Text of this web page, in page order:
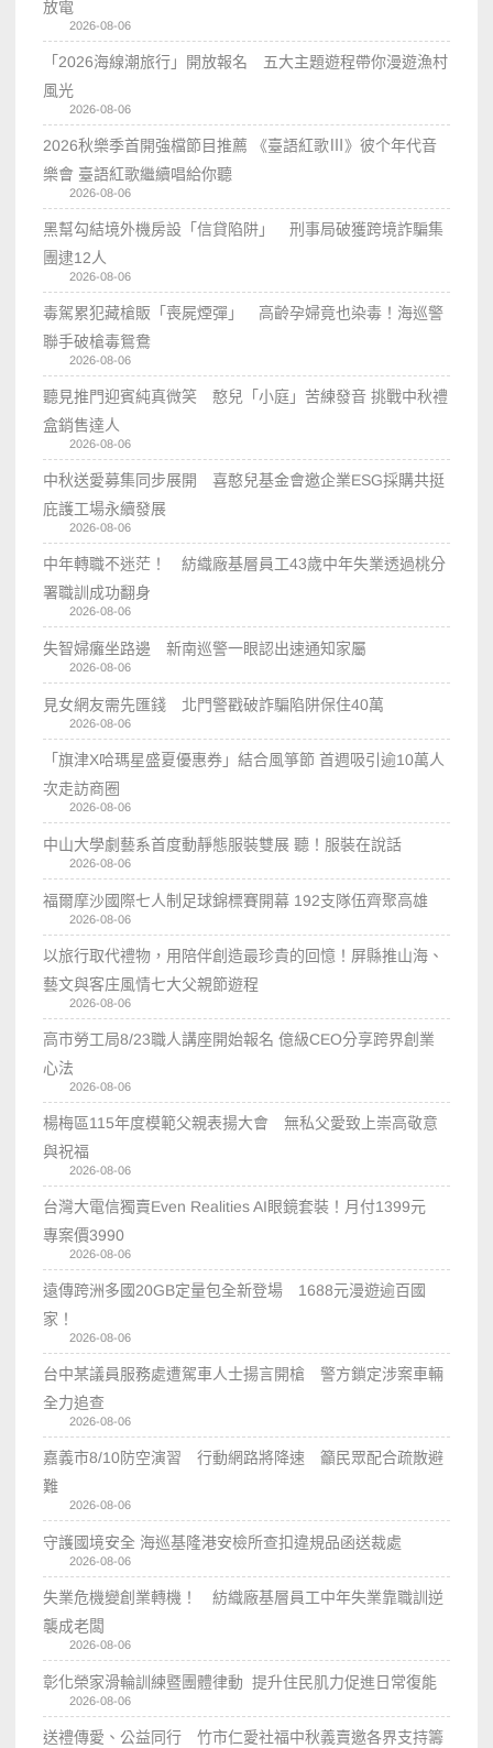
放電
2026-08-06
「2026海線潮旅行」開放報名 五大主題遊程帶你漫遊漁村
風光
2026-08-06
2026秋樂季首開強檔節目推薦 《臺語紅歌Ⅲ》彼个年代音
樂會 臺語紅歌繼續唱給你聽
2026-08-06
黑幫勾結境外機房設「信貸陷阱」 刑事局破獲跨境詐騙集
團逮12人
2026-08-06
毒駕累犯藏槍販「喪屍煙彈」 高齡孕婦竟也染毒！海巡警
聯手破槍毒鴛鴦
2026-08-06
聽見推門迎賓純真微笑 憨兒「小庭」苦練發音 挑戰中秋禮
盒銷售達人
2026-08-06
中秋送愛募集同步展開 喜憨兒基金會邀企業ESG採購共挺
庇護工場永續發展
2026-08-06
中年轉職不迷茫！ 紡織廠基層員工43歲中年失業透過桃分
署職訓成功翻身
2026-08-06
失智婦癱坐路邊 新南巡警一眼認出速通知家屬
2026-08-06
見女網友需先匯錢 北門警戳破詐騙陷阱保住40萬
2026-08-06
「旗津X哈瑪星盛夏優惠券」結合風箏節 首週吸引逾10萬人
次走訪商圈
2026-08-06
中山大學劇藝系首度動靜態服裝雙展 聽！服裝在說話
2026-08-06
福爾摩沙國際七人制足球錦標賽開幕 192支隊伍齊聚高雄
2026-08-06
以旅行取代禮物，用陪伴創造最珍貴的回憶！屏縣推山海、
藝文與客庄風情七大父親節遊程
2026-08-06
高市勞工局8/23職人講座開始報名 億級CEO分享跨界創業
心法
2026-08-06
楊梅區115年度模範父親表揚大會 無私父愛致上崇高敬意
與祝福
2026-08-06
台灣大電信獨賣Even Realities AI眼鏡套裝！月付1399元
專案價3990
2026-08-06
遠傳跨洲多國20GB定量包全新登場 1688元漫遊逾百國
家！
2026-08-06
台中某議員服務處遭駕車人士揚言開槍 警方鎖定涉案車輛
全力追查
2026-08-06
嘉義市8/10防空演習 行動網路將降速 籲民眾配合疏散避
難
2026-08-06
守護國境安全 海巡基隆港安檢所查扣違規品函送裁處
2026-08-06
失業危機變創業轉機！ 紡織廠基層員工中年失業靠職訓逆
襲成老闆
2026-08-06
彰化榮家滑輪訓練暨團體律動 提升住民肌力促進日常復能
2026-08-06
送禮傳愛、公益同行 竹市仁愛社福中秋義賣邀各界支持籌